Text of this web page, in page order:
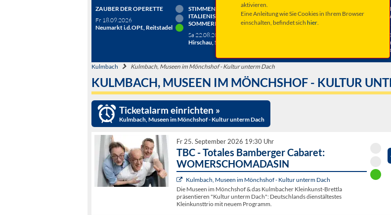
aktivieren.
Eine Anleitung wie Sie Cookies in Ihrem Browser
einschalten, befindet sich hier.
ZAUBER DER OPERETTE
Fr 18.09.2026
Neumarkt i.d.OPf., Reitstadel
STIMMEN DER BERGE:
ITALIENISCHE
SOMMERNACHT
Sa 22.08.2026
Hirschau, Schlosshof
DAS JUBILÄUMSKONZERT
verschiedene Termine
Sa
Kulmbach Kulmbach, Museen im Mönchshof - Kultur unterm Dach
KULMBACH, MUSEEN IM MÖNCHSHOF - KULTUR
Ticketalarm einrichten »
Kulmbach, Museen im Mönchshof - Kultur unterm Dach
Fr 25. September 2026 19:30 Uhr
TBC - Totales Bamberger Cabaret:
WOMERSCHOMADASIN
Kulmbach, Museen im Mönchshof - Kultur unterm Dach
Die Museen im Mönchshof & das Kulmbacher Kleinkunst-Brettla
präsentieren "Kultur unterm Dach": Deutschlands dienstältestes
Kleinkunsttrio mit neuem Programm.